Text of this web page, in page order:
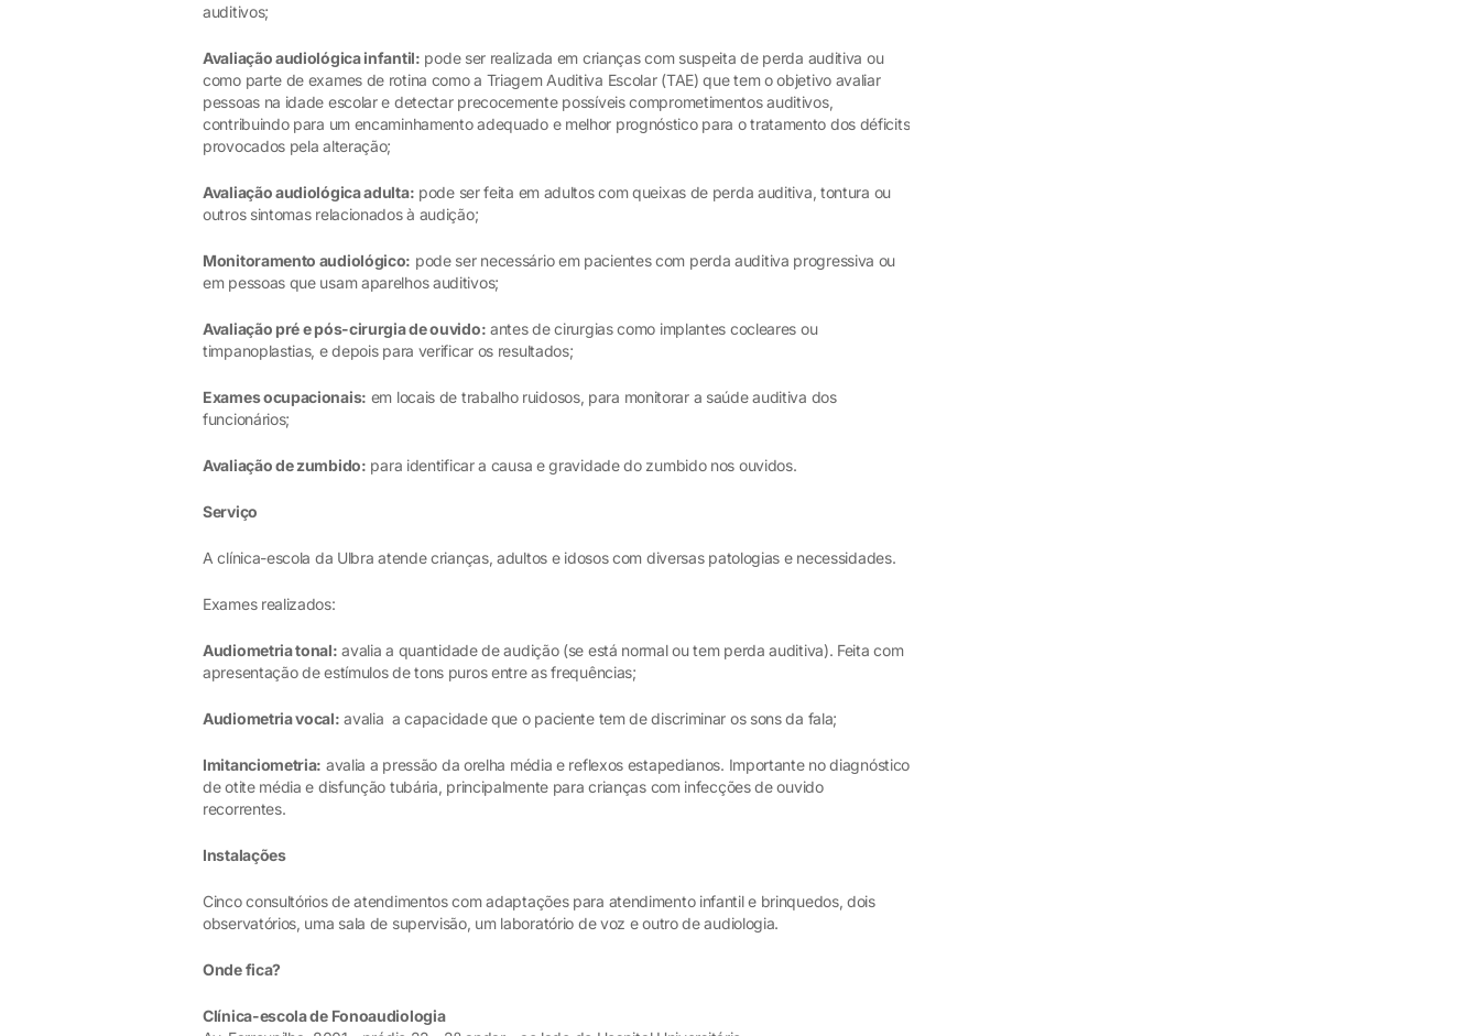
auditivos;
Avaliação audiológica infantil: pode ser realizada em crianças com suspeita de perda auditiva ou
como parte de exames de rotina como a Triagem Auditiva Escolar (TAE) que tem o objetivo avaliar
pessoas na idade escolar e detectar precocemente possíveis comprometimentos auditivos,
contribuindo para um encaminhamento adequado e melhor prognóstico para o tratamento dos déficits
provocados pela alteração;
Avaliação audiológica adulta: pode ser feita em adultos com queixas de perda auditiva, tontura ou
outros sintomas relacionados à audição;
Monitoramento audiológico: pode ser necessário em pacientes com perda auditiva progressiva ou
em pessoas que usam aparelhos auditivos;
Avaliação pré e pós-cirurgia de ouvido: antes de cirurgias como implantes cocleares ou
timpanoplastias, e depois para verificar os resultados;
Exames ocupacionais: em locais de trabalho ruidosos, para monitorar a saúde auditiva dos
funcionários;
Avaliação de zumbido: para identificar a causa e gravidade do zumbido nos ouvidos.
Serviço
A clínica-escola da Ulbra atende crianças, adultos e idosos com diversas patologias e necessidades.
Exames realizados:
Audiometria tonal: avalia a quantidade de audição (se está normal ou tem perda auditiva). Feita com
apresentação de estímulos de tons puros entre as frequências;
Audiometria vocal: avalia a capacidade que o paciente tem de discriminar os sons da fala;
Imitanciometria: avalia a pressão da orelha média e reflexos estapedianos. Importante no diagnóstico
de otite média e disfunção tubária, principalmente para crianças com infecções de ouvido
recorrentes.
Instalações
Cinco consultórios de atendimentos com adaptações para atendimento infantil e brinquedos, dois
observatórios, uma sala de supervisão, um laboratório de voz e outro de audiologia.
Onde fica?
Clínica-escola de Fonoaudiologia